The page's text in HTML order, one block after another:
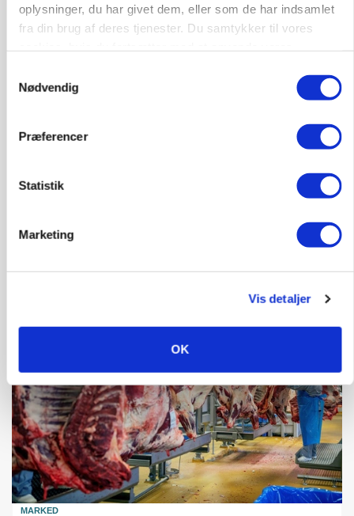
oplysninger, du har givet dem, eller som de har indsamlet
fra din brug af deres tjenester. Du samtykker til vores
Nødvendig
Præferencer
Statistik
Marketing
Vis detaljer
OK
Grisebestanden stiger trods svagere
Loading...
MARKED